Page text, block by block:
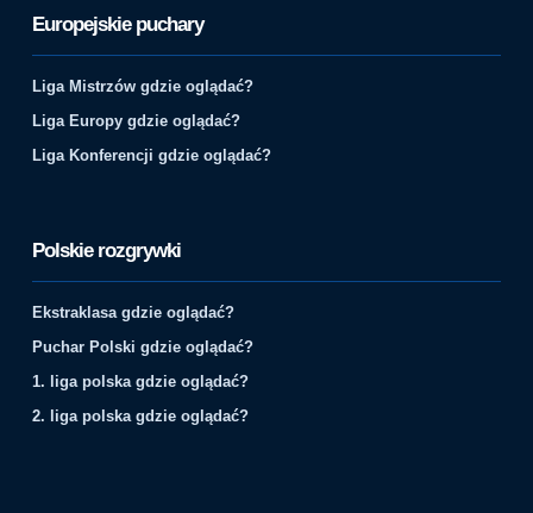
Europejskie puchary
Liga Mistrzów gdzie oglądać?
Liga Europy gdzie oglądać?
Liga Konferencji gdzie oglądać?
Polskie rozgrywki
Ekstraklasa gdzie oglądać?
Puchar Polski gdzie oglądać?
1. liga polska gdzie oglądać?
2. liga polska gdzie oglądać?